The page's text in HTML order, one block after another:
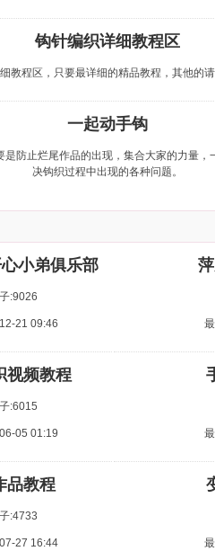
钩针编织详细教程区
教程区，只要最详细的精品教程，其他的
一起动手钩
是防止烂尾作品的出现，集合大家的力量，
决钩织过程中出现的各种问题。
小弟俱乐部
:9026
21 09:46
视频教程
:6015
05 01:19
品教程
:4733
27 16:44